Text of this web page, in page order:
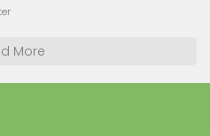
More